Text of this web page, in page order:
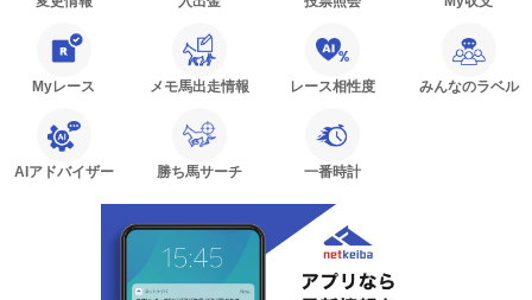
Myレース メモ馬出走情報 レース相性度 みんなのラベル
AIアドバイザー 勝ち馬サーチ 一番時計